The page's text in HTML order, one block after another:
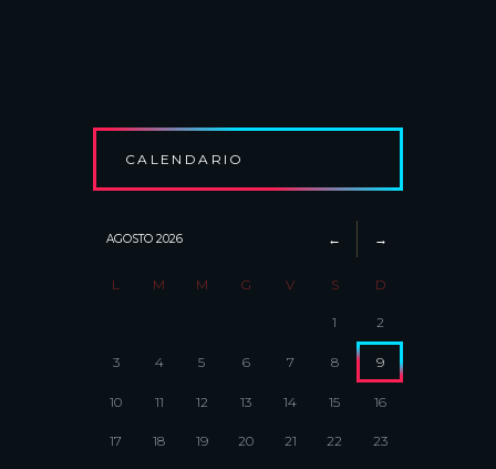
CALENDARIO
AGOSTO 2026
L M M G V S D
1 2
3 4 5 6 7 8 9
10 11 12 13 14 15 16
17 18 19 20 21 22 23